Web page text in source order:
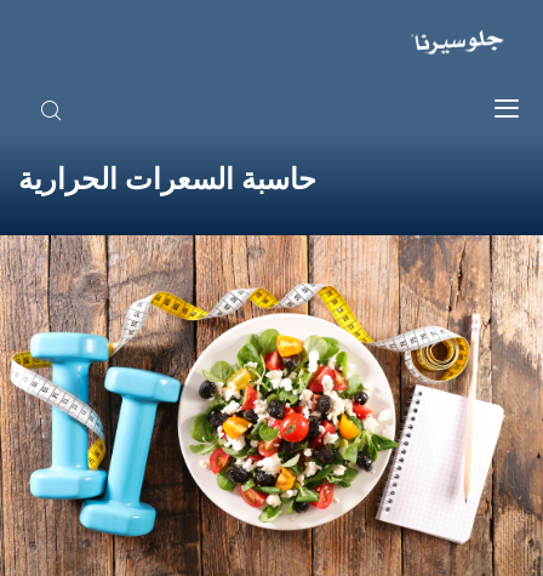
حاسبة السعرات الحرارية